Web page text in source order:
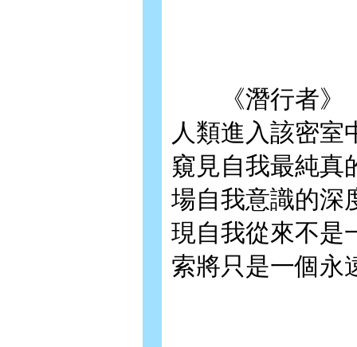
《潛行者》（
人類進入該密室
窺見自我最純真
場自我意識的深
現自我從來不是
索將只是一個永